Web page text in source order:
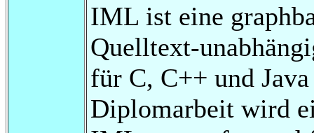
IML ist eine
Quelltext-
für C, C++ und
Diplomarbeit wird